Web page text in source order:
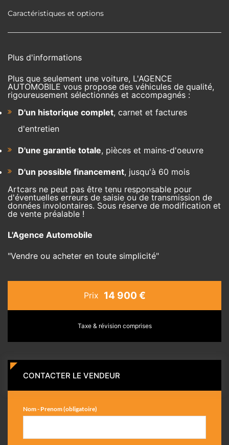
Caractéristiques et options
Plus d'informations
Plus que seulement une voiture, L'AGENCE
AUTOMOBILE vous propose des véhicules de qualité,
rigoureusement sélectionnés et accompagnés :
D'un historique complet, carnet et factures
d'entretien
D'une garantie totale, pièces et mains-d'oeuvre
D'un possible financement, jusqu'à 60 mois
Artcars ne peut pas être tenu responsable pour
d'éventuelles erreurs de saisie ou de transmission de
données involontaires. Sous réserve de modification et
de vente préalable !
L'Agence Automobile
"Vendre ou acheter en toute simplicité"
Prix 14 900 €
Taxe & révision comprises
CONTACTER LE VENDEUR
Nom - Prenom (obligatoire)